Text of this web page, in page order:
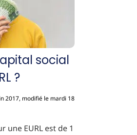
social
?
2017, modifié le mardi 18
une EURL est de 1